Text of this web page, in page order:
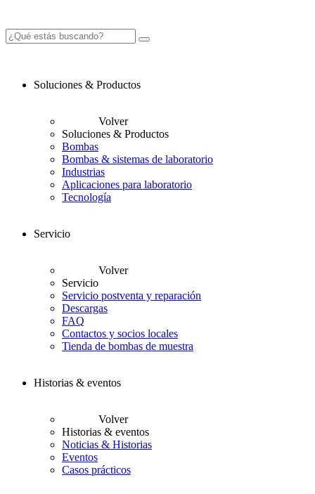
Soluciones & Productos
Volver
Soluciones & Productos
Bombas
Bombas & sistemas de laboratorio
Industrias
Aplicaciones para laboratorio
Tecnología
Servicio
Volver
Servicio
Servicio postventa y reparación
Descargas
FAQ
Contactos y socios locales
Tienda de bombas de muestra
Historias & eventos
Volver
Historias & eventos
Noticias & Historias
Eventos
Casos prácticos